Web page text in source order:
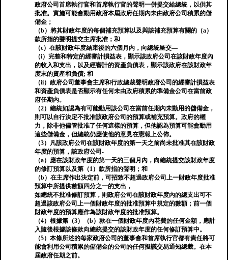
政府公司首席執行官和首席執行官的聲明一併提交給總統，以供其
批准。實施可能會動用政府本屆政府任期內未由政府公司積累的儲
備金；
（b）將其財政年度的每個補充預算以及與該補充預算有關的（a）
款所指的聲明提交主席批准；和
（c）在該財政年度結束後的六個月內，向總統呈交—
（i）完整和特定的經審計損益表，顯示該政府公司在該財政年度內
的收入和支出，以及經審計的資產負債表，顯示該政府在該財政年
度末的資產和負債; 和
（ii）政府公司董事會主席和行政總裁聲明政府公司的經審計損益表
和資產負債表是否顯示有任何未由政府積累的準備金公司在當前政
府任期內。
（2）總統如認為有可能動用該公司在當前任期內未動用的儲備金，
則可以自行決定不批准該政府公司的預算或補充預算。政府的權
力，除非他儘管批准了任何這樣的預算，但他認為預算可能會動用
這些儲備金，但總統仍應使他的意見在憲報上公佈。
（3）凡該政府公司在該財政年度的第一天之前尚未批准其在該財政
年度的預算，該政府公司-
（a）應在該財政年度的第一天的三個月內，向總統提交該財政年度
的修訂預算以及第（1）款所指的聲明；和
（b）在主席作出決定前，可招致不超過政府公司上一財政年度批准
預算中所提供數額四分之一的支出，
如總統不批准修訂預算，則政府公司在該財政年度內的總支出可不
超過該政府公司上一個財政年度的批准預算中規定的數額；前一個
財政年度的預算應作為該財政年度的批准預算。
（4）根據第（3）（b）款在一個財政年度內花費的任何金額，應計
入隨後根據該條款向總統提交的該財政年度的任何修訂預算中。
（5）本條所述的每家政府公司的董事會和首席執行官都有責任將可
能會利用公司積累的儲備金的公司的任何擬議交易通知總裁。在本
屆政府任期之前。